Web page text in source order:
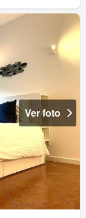
Ver foto